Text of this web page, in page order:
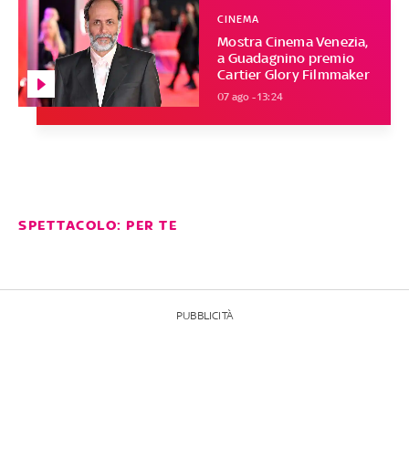
Mostra Cinema Venezia,
a Guadagnino premio
Cartier Glory Filmmaker
CINEMA
07 ago - 13:24
SPETTACOLO: PER TE
PUBBLICITÀ